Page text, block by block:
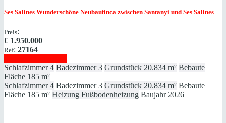
Ses Salines Wunderschöne Neubaufinca zwischen Santanyi und Ses Salines
Preis:
€ 1.950.000
Ref: 27164
Schlafzimmer 4 Badezimmer 3 Grundstück 20.834 m² Bebaute
Fläche 185 m²
Schlafzimmer 4 Badezimmer 3 Grundstück 20.834 m² Bebaute
Fläche 185 m² Heizung Fußbodenheizung Baujahr 2026